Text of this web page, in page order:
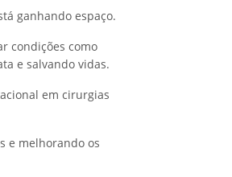
ganhando espaço.
condições como
e salvando vidas.
em cirurgias
e melhorando os